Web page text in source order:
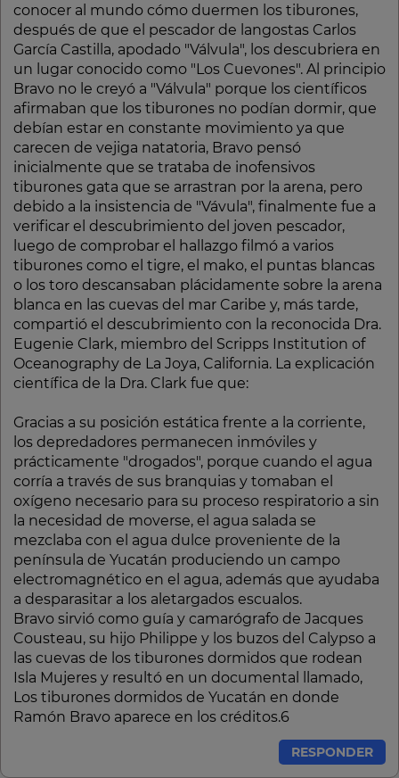
conocer al mundo cómo duermen los tiburones,
después de que el pescador de langostas Carlos
García Castilla, apodado "Válvula", los descubriera en
un lugar conocido como "Los Cuevones".​ Al principio
Bravo no le creyó a "Válvula" porque los científicos
afirmaban que los tiburones no podían dormir, que
debían estar en constante movimiento ya que
carecen de vejiga natatoria, Bravo pensó
inicialmente que se trataba de inofensivos
tiburones gata que se arrastran por la arena, pero
debido a la insistencia de "Vávula", finalmente fue a
verificar el descubrimiento del joven pescador,
luego de comprobar el hallazgo filmó a varios
tiburones como el tigre, el mako, el puntas blancas
o los toro descansaban plácidamente sobre la arena
blanca en las cuevas del mar Caribe y, más tarde,
compartió el descubrimiento con la reconocida Dra.
Eugenie Clark, miembro del Scripps Institution of
Oceanography de La Joya, California. La explicación
científica de la Dra. Clark fue que:
Gracias a su posición estática frente a la corriente,
los depredadores permanecen inmóviles y
prácticamente "drogados", porque cuando el agua
corría a través de sus branquias y tomaban el
oxígeno necesario para su proceso respiratorio a sin
la necesidad de moverse, el agua salada se
mezclaba con el agua dulce proveniente de la
península de Yucatán produciendo un campo
electromagnético en el agua, además que ayudaba
a desparasitar a los aletargados escualos.
Bravo sirvió como guía y camarógrafo de Jacques
Cousteau, su hijo Philippe y los buzos del Calypso a
las cuevas de los tiburones dormidos que rodean
Isla Mujeres y resultó en un documental llamado,
Los tiburones dormidos de Yucatán en donde
Ramón Bravo aparece en los créditos.6​
RESPONDER